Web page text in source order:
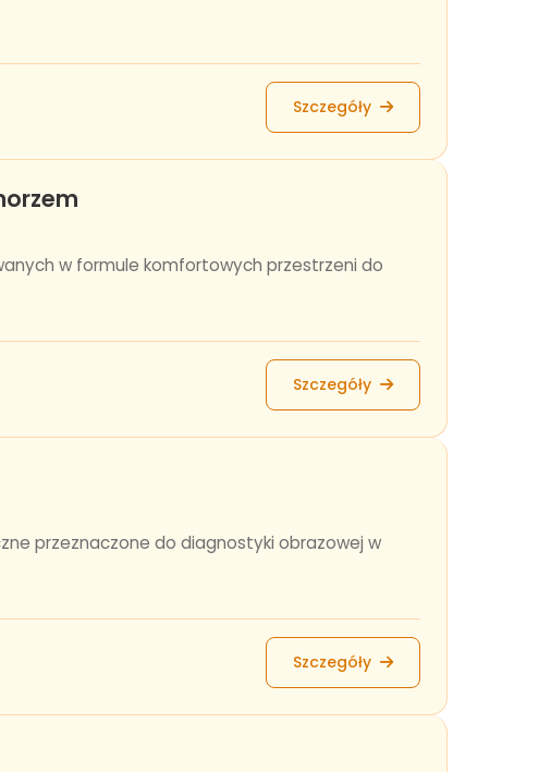
Szczegóły
w formule komfortowych przestrzeni do
Szczegóły
przeznaczone do diagnostyki obrazowej w
Szczegóły